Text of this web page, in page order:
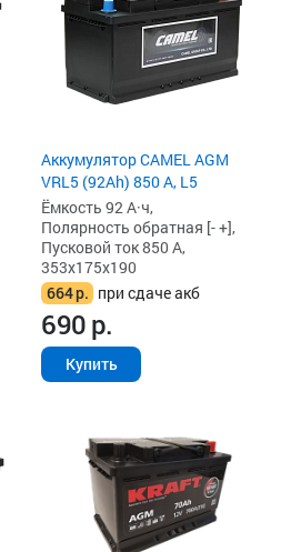
Аккумулятор CAMEL AGM
VRL5 (92Ah) 850 А, L5
Ёмкость 92 А·ч,
Полярность обратная [- +],
Пусковой ток 850 А,
353x175x190
664р. при сдаче акб
690р.
Купить